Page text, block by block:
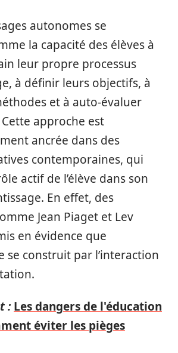
autonomes se
la capacité des élèves à
leur propre processus
à définir leurs objectifs, à
et à auto-évaluer
approche est
ancrée dans des
contemporaines, qui
actif de l’élève dans son
En effet, des
Jean Piaget et Lev
en évidence que
se construit par l’interaction
: Les dangers de l'éducation
éviter les pièges